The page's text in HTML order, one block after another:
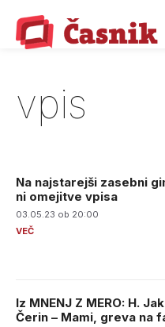
content
vpis
Na najstarejši zasebni
ni omejitve vpisa
03.05.23 ob 20:00
Iz MNENJ Z MERO: H.
Čerin – Mami, greva na